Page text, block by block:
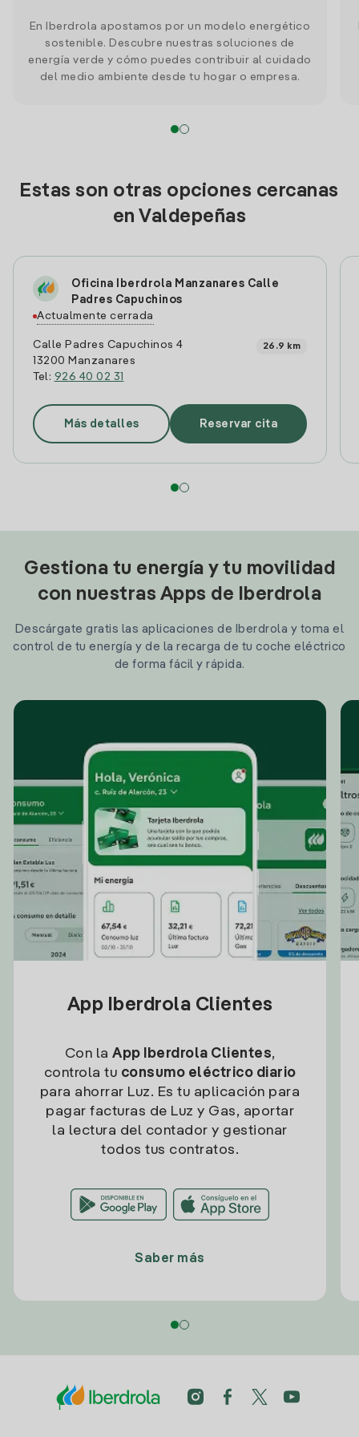
En Iberdrola apostamos por un modelo energético
sostenible. Descubre nuestras soluciones de
energía verde y cómo puedes contribuir al cuidado
del medio ambiente desde tu hogar o empresa.
Estas son otras opciones cercanas
en Valdepeñas
Oficina Iberdrola Manzanares Calle
Padres Capuchinos
Actualmente cerrada
Calle Padres Capuchinos 4
13200 Manzanares
Tel: 926 40 02 31
26.9 km
Más detalles Reservar cita
Gestiona tu energía y tu movilidad
con nuestras Apps de Iberdrola
Descárgate gratis las aplicaciones de Iberdrola y toma el
control de tu energía y de la recarga de tu coche eléctrico
de forma fácil y rápida.
App Iberdrola Clientes
Con la App Iberdrola Clientes,
controla tu consumo eléctrico diario
para ahorrar Luz. Es tu aplicación para
pagar facturas de Luz y Gas, aportar
la lectura del contador y gestionar
todos tus contratos.
Saber más